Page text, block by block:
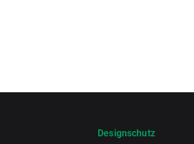
Designschutz